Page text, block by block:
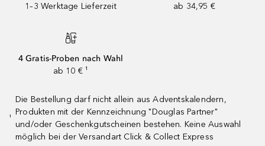
1–3 Werktage Lieferzeit
ab 34,95 €
4 Gratis-Proben nach Wahl
ab 10 € ¹
¹
Die Bestellung darf nicht allein aus Adventskalendern,
Produkten mit der Kennzeichnung "Douglas Partner"
und/oder Geschenkgutscheinen bestehen. Keine Auswahl
möglich bei der Versandart Click & Collect Express